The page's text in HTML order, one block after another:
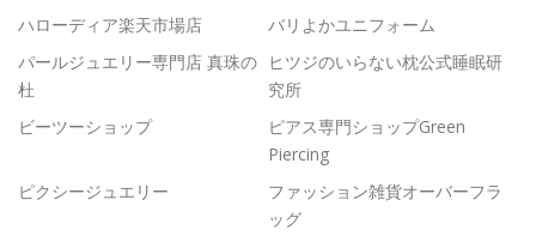
ハローディア楽天市場店
バリよかユニフォーム
パールジュエリー専門店 真珠の
杜
ヒツジのいらない枕公式睡眠研
究所
ビーツーショップ
ピアス専門ショップGreen
Piercing
ピクシージュエリー
ファッション雑貨オーバーフラ
ッグ